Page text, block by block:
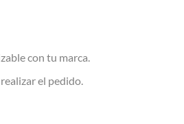
con tu marca.
el pedido.